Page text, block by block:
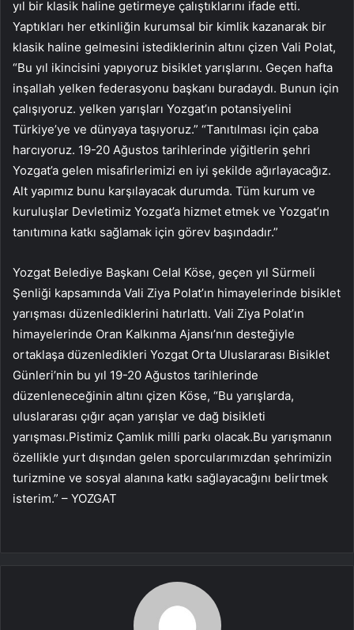
yıl bir klasik haline getirmeye çalıştıklarını ifade etti.
Yaptıkları her etkinliğin kurumsal bir kimlik kazanarak bir
klasik haline gelmesini istediklerinin altını çizen Vali Polat,
“Bu yıl ikincisini yapıyoruz bisiklet yarışlarını. Geçen hafta
inşallah yelken federasyonu başkanı buradaydı. Bunun için
çalışıyoruz. yelken yarışları Yozgat’ın potansiyelini
Türkiye’ye ve dünyaya taşıyoruz.” “Tanıtılması için çaba
harcıyoruz. 19-20 Ağustos tarihlerinde yiğitlerin şehri
Yozgat’a gelen misafirlerimizi en iyi şekilde ağırlayacağız.
Alt yapımız bunu karşılayacak durumda. Tüm kurum ve
kuruluşlar Devletimiz Yozgat’a hizmet etmek ve Yozgat’ın
tanıtımına katkı sağlamak için görev başındadır.”
Yozgat Belediye Başkanı Celal Köse, geçen yıl Sürmeli
Şenliği kapsamında Vali Ziya Polat’ın himayelerinde bisiklet
yarışması düzenlediklerini hatırlattı. Vali Ziya Polat’ın
himayelerinde Oran Kalkınma Ajansı’nın desteğiyle
ortaklaşa düzenledikleri Yozgat Orta Uluslararası Bisiklet
Günleri’nin bu yıl 19-20 Ağustos tarihlerinde
düzenleneceğinin altını çizen Köse, “Bu yarışlarda,
uluslararası çığır açan yarışlar ve dağ bisikleti
yarışması.Pistimiz Çamlık milli parkı olacak.Bu yarışmanın
özellikle yurt dışından gelen sporcularımızdan şehrimizin
turizmine ve sosyal alanına katkı sağlayacağını belirtmek
isterim.” – YOZGAT